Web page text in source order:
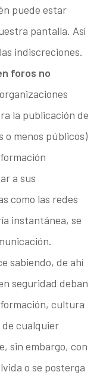
puede estar
pantalla. Así
indiscreciones.
foros no
la publicación de
o menos públicos)
a sus
como las redes
instantánea, se
sabiendo, de ahí
seguridad deban
cultura
cualquier
sin embargo, con
o se posterga